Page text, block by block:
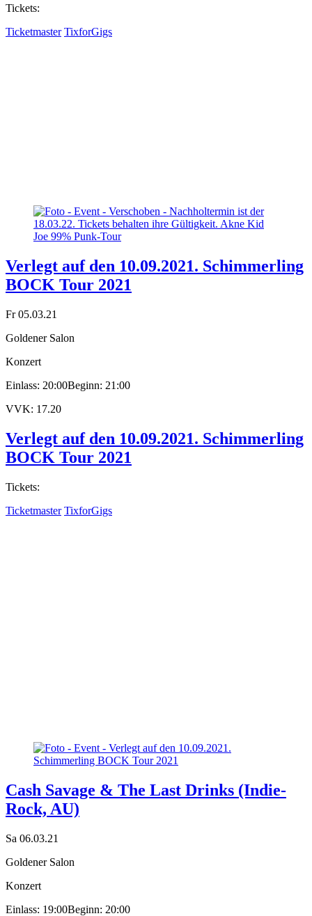
Tickets:
Ticketmaster TixforGigs
Verlegt auf den 10.09.2021. Schimmerling
BOCK Tour 2021
Fr 05.03.21
Goldener Salon
Konzert
Einlass: 20:00Beginn: 21:00
VVK: 17.20
Verlegt auf den 10.09.2021. Schimmerling
BOCK Tour 2021
Tickets:
Ticketmaster TixforGigs
Cash Savage & The Last Drinks (Indie-
Rock, AU)
Sa 06.03.21
Goldener Salon
Konzert
Einlass: 19:00Beginn: 20:00